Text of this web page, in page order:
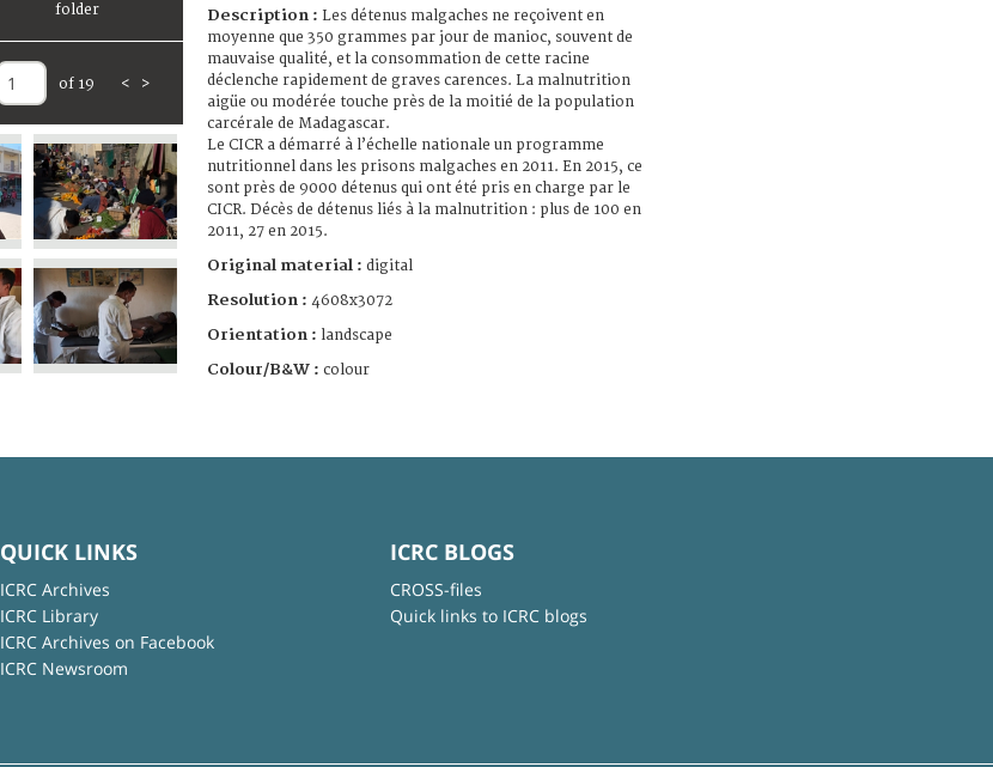
of 19 < >
Description : Les détenus malgaches ne reçoivent en
moyenne que 350 grammes par jour de manioc, souvent de
mauvaise qualité, et la consommation de cette racine
déclenche rapidement de graves carences. La malnutrition
aigüe ou modérée touche près de la moitié de la population
carcérale de Madagascar.
Le CICR a démarré à l’échelle nationale un programme
nutritionnel dans les prisons malgaches en 2011. En 2015, ce
sont près de 9000 détenus qui ont été pris en charge par le
CICR. Décès de détenus liés à la malnutrition : plus de 100 en
2011, 27 en 2015.
Original material : digital
Resolution : 4608x3072
Orientation : landscape
Colour/B&W : colour
QUICK LINKS
ICRC Archives
ICRC Library
ICRC Archives on Facebook
ICRC Newsroom
ICRC BLOGS
CROSS-files
Quick links to ICRC blogs